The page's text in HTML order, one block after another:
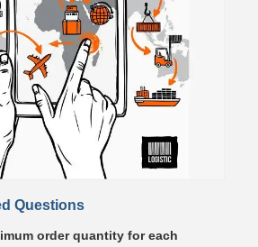
Questions
order quantity for each